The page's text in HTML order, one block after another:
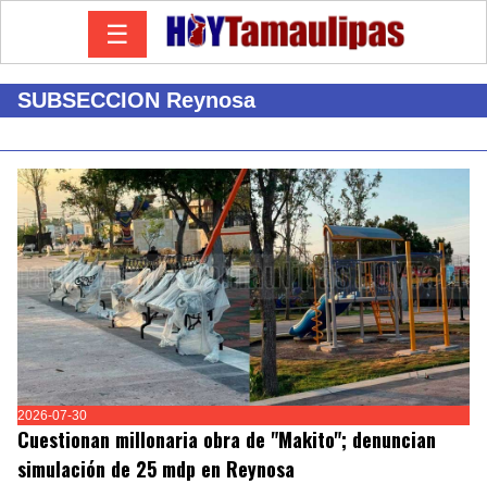
☰
SUBSECCION Reynosa
2026-07-30
Cuestionan millonaria obra de "Makito"; denuncian
simulación de 25 mdp en Reynosa